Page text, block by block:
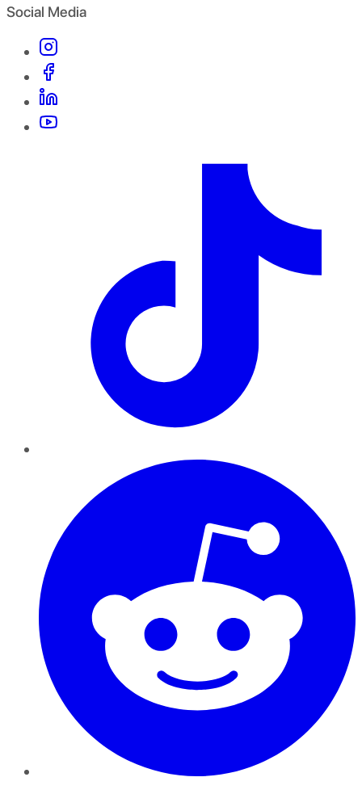
Social Media